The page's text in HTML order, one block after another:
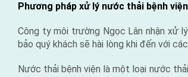
Phương pháp xử lý nước thải bệnh viện
Công ty môi trường Ngọc Lân nhận xử
bảo quý khách sẽ hài lòng khi đến với
Nước thải bệnh viện là một loại nước